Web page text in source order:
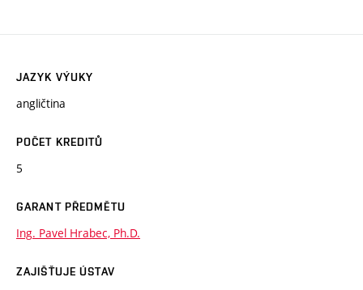
JAZYK VÝUKY
angličtina
POČET KREDITŮ
5
GARANT PŘEDMĚTU
Ing. Pavel Hrabec, Ph.D.
ZAJIŠŤUJE ÚSTAV